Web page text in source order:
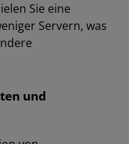
Sie eine
Servern, was
und